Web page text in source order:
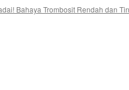
Bahaya Trombosit Rendah dan